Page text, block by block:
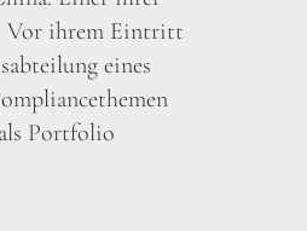
Vor ihrem Eintritt
eines
Portfolio